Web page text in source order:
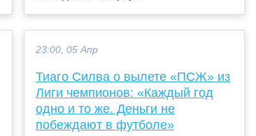
23:00, 05 Апр
Тиаго Силва о вылете «ПСЖ» из
Лиги чемпионов: «Каждый год
одно и то же. Деньги не
побеждают в футболе»